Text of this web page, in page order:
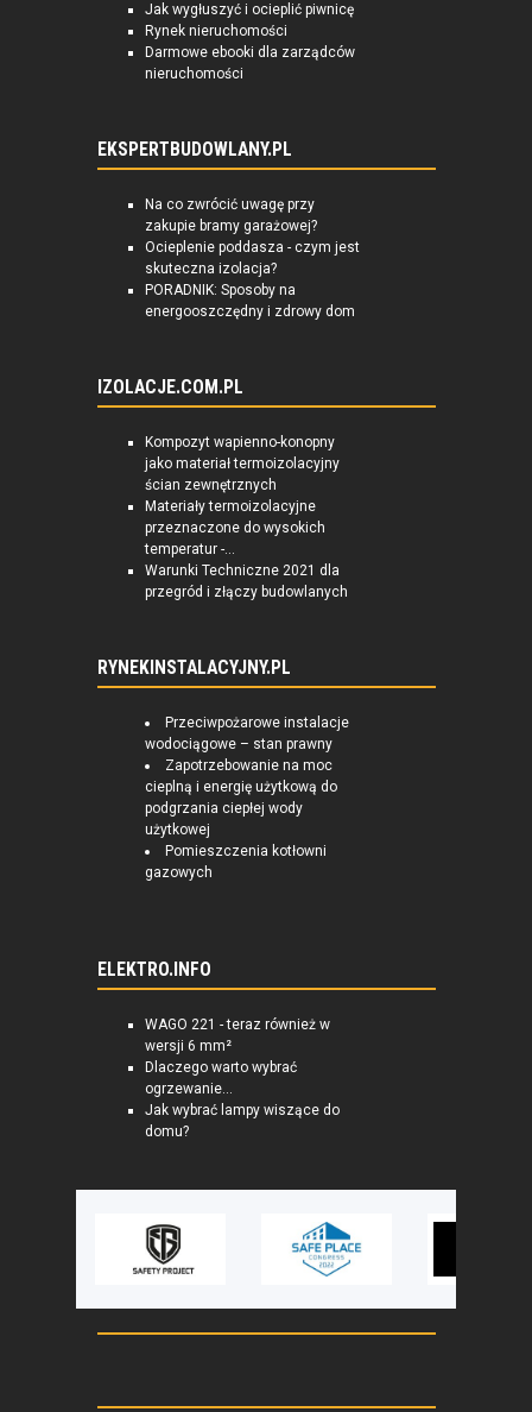
Jak wygłuszyć i ocieplić piwnicę
Rynek nieruchomości
Darmowe ebooki dla zarządców
nieruchomości
EKSPERTBUDOWLANY.PL
Na co zwrócić uwagę przy
zakupie bramy garażowej?
Ocieplenie poddasza - czym jest
skuteczna izolacja?
PORADNIK: Sposoby na
energooszczędny i zdrowy dom
IZOLACJE.COM.PL
Kompozyt wapienno-konopny
jako materiał termoizolacyjny
ścian zewnętrznych
Materiały termoizolacyjne
przeznaczone do wysokich
temperatur -...
Warunki Techniczne 2021 dla
przegród i złączy budowlanych
RYNEKINSTALACYJNY.PL
Przeciwpożarowe instalacje
wodociągowe – stan prawny
Zapotrzebowanie na moc
cieplną i energię użytkową do
podgrzania ciepłej wody
użytkowej
Pomieszczenia kotłowni
gazowych
ELEKTRO.INFO
WAGO 221 - teraz również w
wersji 6 mm²
Dlaczego warto wybrać
ogrzewanie...
Jak wybrać lampy wiszące do
domu?